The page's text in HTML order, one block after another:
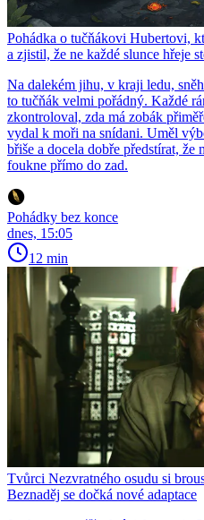
Pohádka o tučňákovi Hubertovi,
a zjistil, že ne každé slunce hřeje
Na dalekém jihu, v kraji ledu,
to tučňák velmi pořádný. Každé
zkontroloval, zda má zobák
vydal k moři na snídani. Uměl
břiše a docela dobře předstírat,
foukne přímo do zad.
Pohádky bez konce
dnes, 15:05
12 min
Tvůrci Nezvratného osudu si
Beznaděj se dočká nové adaptace